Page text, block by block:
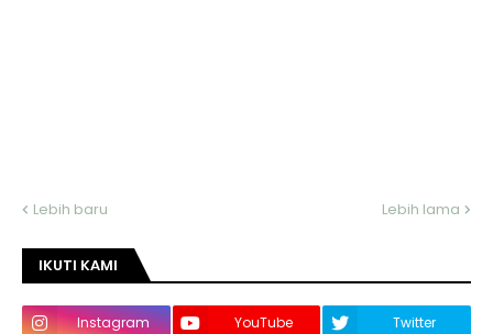
Lebih baru Lebih lama
IKUTI KAMI
Instagram YouTube Twitter